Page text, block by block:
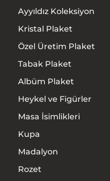
Ayyıldız Koleksiyon
Kristal Plaket
Özel Üretim Plaket
Tabak Plaket
Albüm Plaket
Heykel ve Figürler
Masa İsimlikleri
Kupa
Madalyon
Rozet